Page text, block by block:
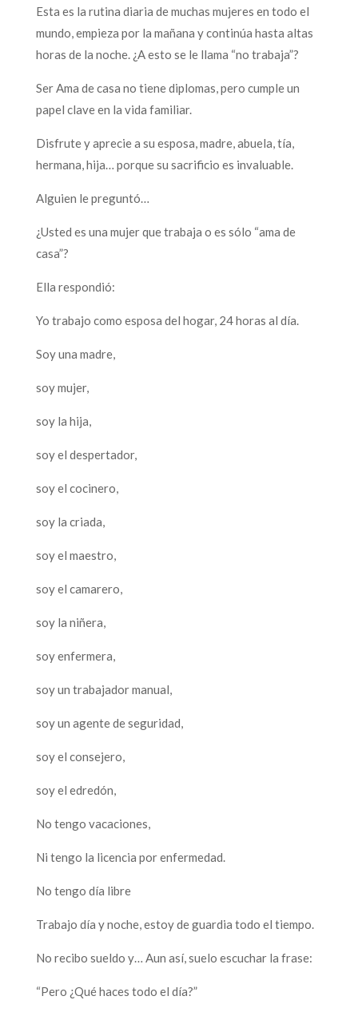
Esta es la rutina diaria de muchas mujeres en todo el
mundo, empieza por la mañana y continúa hasta altas
horas de la noche. ¿A esto se le llama “no trabaja”?
Ser Ama de casa no tiene diplomas, pero cumple un
papel clave en la vida familiar.
Disfrute y aprecie a su esposa, madre, abuela, tía,
hermana, hija… porque su sacrificio es invaluable.
Alguien le preguntó…
¿Usted es una mujer que trabaja o es sólo “ama de
casa”?
Ella respondió:
Yo trabajo como esposa del hogar, 24 horas al día.
Soy una madre,
soy mujer,
soy la hija,
soy el despertador,
soy el cocinero,
soy la criada,
soy el maestro,
soy el camarero,
soy la niñera,
soy enfermera,
soy un trabajador manual,
soy un agente de seguridad,
soy el consejero,
soy el edredón,
No tengo vacaciones,
Ni tengo la licencia por enfermedad.
No tengo día libre
Trabajo día y noche, estoy de guardia todo el tiempo.
No recibo sueldo y… Aun así, suelo escuchar la frase:
“Pero ¿Qué haces todo el día?”